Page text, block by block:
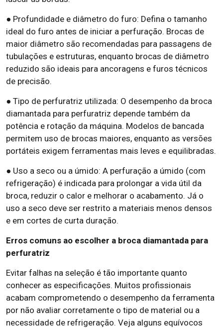
● Profundidade e diâmetro do furo: Defina o tamanho
ideal do furo antes de iniciar a perfuração. Brocas de
maior diâmetro são recomendadas para passagens de
tubulações e estruturas, enquanto brocas de diâmetro
reduzido são ideais para ancoragens e furos técnicos
de precisão.
● Tipo de perfuratriz utilizada: O desempenho da broca
diamantada para perfuratriz depende também da
potência e rotação da máquina. Modelos de bancada
permitem uso de brocas maiores, enquanto as versões
portáteis exigem ferramentas mais leves e equilibradas.
● Uso a seco ou a úmido: A perfuração a úmido (com
refrigeração) é indicada para prolongar a vida útil da
broca, reduzir o calor e melhorar o acabamento. Já o
uso a seco deve ser restrito a materiais menos densos
e em cortes de curta duração.
Erros comuns ao escolher a broca diamantada para
perfuratriz
Evitar falhas na seleção é tão importante quanto
conhecer as especificações. Muitos profissionais
acabam comprometendo o desempenho da ferramenta
por não avaliar corretamente o tipo de material ou a
necessidade de refrigeração. Veja alguns equívocos